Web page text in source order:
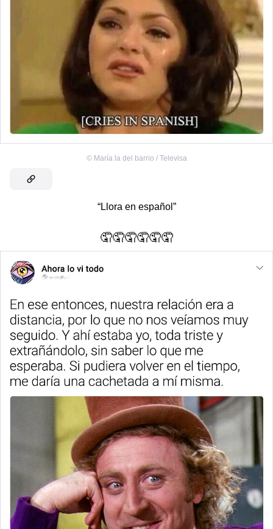
© María la del barrio / Televisa
“Llora en español”
🤦🤦🤦🤦🤦🤦